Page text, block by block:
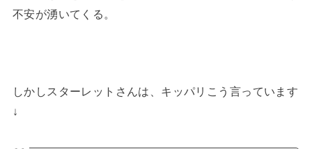
不安が湧いてくる。
しかしスターレットさんは、キッパリこう言っています
↓